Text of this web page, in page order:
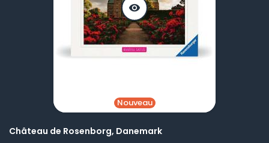
visibility
Nouveau
Château de Rosenborg, Danemark